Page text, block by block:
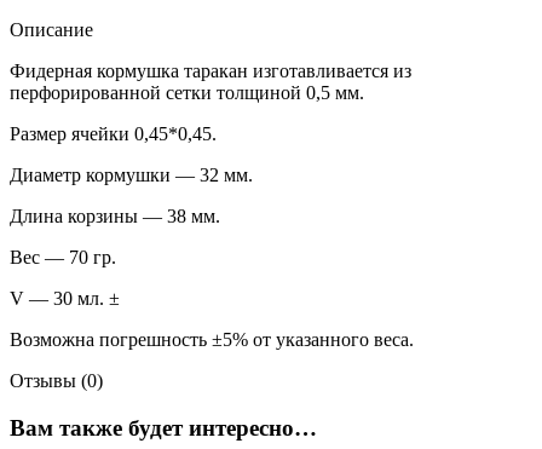
Описание
Фидерная кормушка таракан изготавливается из
перфорированной сетки толщиной 0,5 мм.
Размер ячейки 0,45*0,45.
Диаметр кормушки — 32 мм.
Длина корзины — 38 мм.
Вес — 70 гр.
V — 30 мл. ±
Возможна погрешность ±5% от указанного веса.
Отзывы (0)
Вам также будет интересно…